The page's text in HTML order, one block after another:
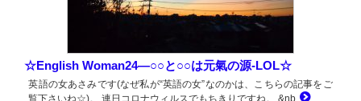
☆English Woman24―○○と○○は元氣の源-LOL☆
英語の女あさみです(なぜ私が“英語の女”なのかは、こちらの記事をご
覧下さいね☆)。 連日コロナウィルスでもちきりですね。 &nb